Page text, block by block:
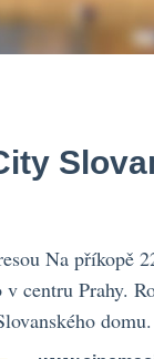
Na příkopě
centru Prahy.
domu.